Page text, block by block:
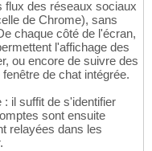
flux des réseaux sociaux
de Chrome), sans
chaque côté de l'écran,
l'affichage des
ou encore de suivre des
de chat intégrée.
il suffit de s'identifier
sont ensuite
relayées dans les